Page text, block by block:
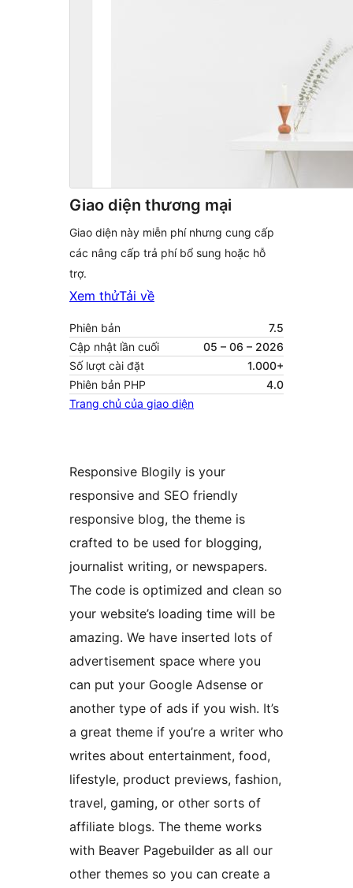
Giao diện thương mại
Giao diện này miễn phí nhưng cung cấp
các nâng cấp trả phí bổ sung hoặc hỗ
trợ.
Xem thửTải về
Phiên bản
7.5
Cập nhật lần cuối
05 – 06 – 2026
Số lượt cài đặt
1.000+
Phiên bản PHP
4.0
Trang chủ của giao diện
Responsive Blogily is your
responsive and SEO friendly
responsive blog, the theme is
crafted to be used for blogging,
journalist writing, or newspapers.
The code is optimized and clean so
your website’s loading time will be
amazing. We have inserted lots of
advertisement space where you
can put your Google Adsense or
another type of ads if you wish. It’s
a great theme if you’re a writer who
writes about entertainment, food,
lifestyle, product previews, fashion,
travel, gaming, or other sorts of
affiliate blogs. The theme works
with Beaver Pagebuilder as all our
other themes so you can create a